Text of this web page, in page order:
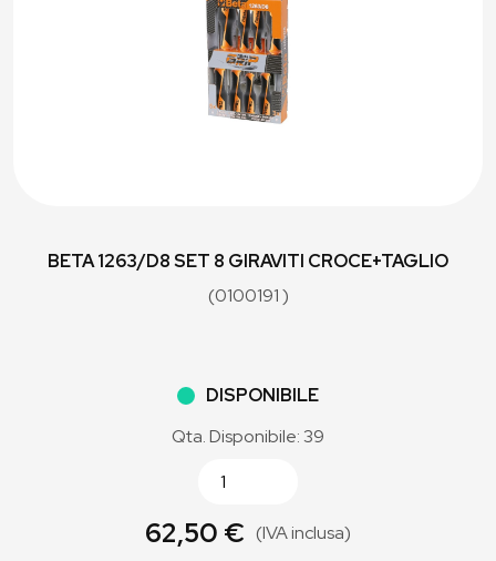
BETA 1263/D8 SET 8 GIRAVITI CROCE+TAGLIO
(0100191 )
DISPONIBILE
Qta. Disponibile: 39
62,50 € (IVA inclusa)